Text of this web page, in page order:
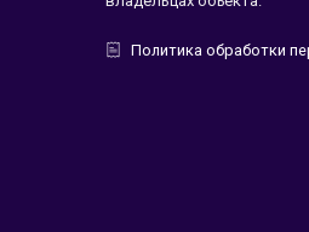
Политика обработки